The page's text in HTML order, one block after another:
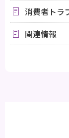
消費者トラ
関連情報